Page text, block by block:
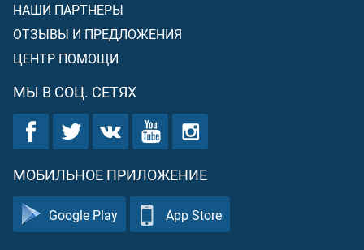
НАШИ ПАРТНЕРЫ
ОТЗЫВЫ И ПРЕДЛОЖЕНИЯ
ЦЕНТР ПОМОЩИ
МЫ В СОЦ. СЕТЯХ
МОБИЛЬНОЕ ПРИЛОЖЕНИЕ
Google Play App Store